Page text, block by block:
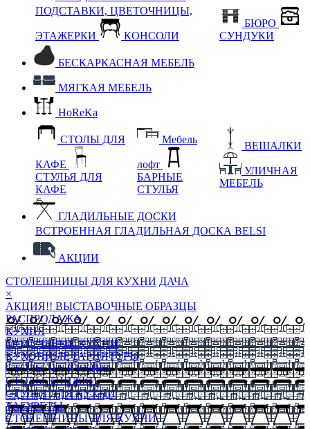
ПОДСТАВКИ, ЦВЕТОЧНИЦЫ,
ЭТАЖЕРКИ КОНСОЛИ
БЮРО
СУНДУКИ
БЕСКАРКАСНАЯ МЕБЕЛЬ
МЯГКАЯ МЕБЕЛЬ
HoReKa
СТОЛЫ ДЛЯ
КАФЕ
СТУЛЬЯ ДЛЯ
КАФЕ
Мебель
лофт
БАРНЫЕ
СТУЛЬЯ
ВЕШАЛКИ
УЛИЧНАЯ
МЕБЕЛЬ
ГЛАДИЛЬНЫЕ ДОСКИ
ВСТРОЕННАЯ ГЛАДИЛЬНАЯ ДОСКА BELSI
АКЦИИ
СТОЛЕШНИЦЫ ДЛЯ КУХНИ ДАЧА
×
АКЦИЯ!! ВЫСТАВОЧНЫЕ ОБРАЗЦЫ
РАСПРОДАЖА
КУХНЯ
МОДУЛЬНЫЕ КУХНИ
КУХОННЫЕ ГАРНИТУРЫ
СТОЛЫ НА КУХНЮ
СТОЛЫ КНИЖКИ
СТУЛЬЯ ДЛЯ КУХНИ
ТАБУРЕТЫ
СТОЛЕШНИЦЫ ДЛЯ КУХНИ